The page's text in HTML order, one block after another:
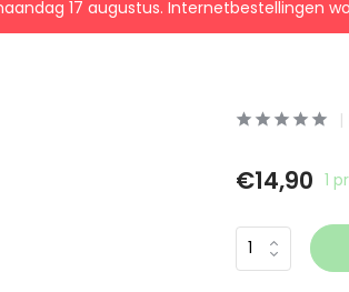
17 augustus. Internetbestellingen
€14,90 1